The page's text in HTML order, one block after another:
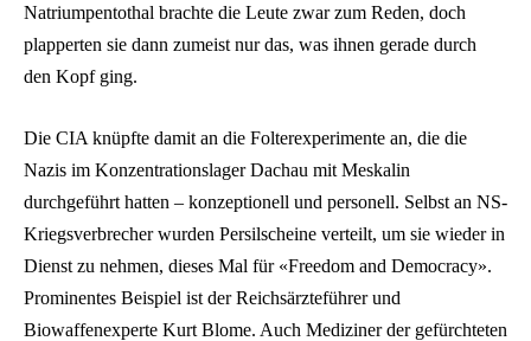
Natriumpentothal brachte die Leute zwar zum Reden, doch
plapperten sie dann zumeist nur das, was ihnen gerade durch
den Kopf ging.
Die CIA knüpfte damit an die Folterexperimente an, die die
Nazis im Konzentrationslager Dachau mit Meskalin
durchgeführt hatten – konzeptionell und personell. Selbst an NS-
Kriegsverbrecher wurden Persilscheine verteilt, um sie wieder in
Dienst zu nehmen, dieses Mal für «Freedom and Democracy».
Prominentes Beispiel ist der Reichsärzteführer und
Biowaffenexperte Kurt Blome. Auch Mediziner der gefürchteten